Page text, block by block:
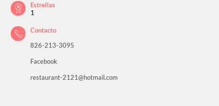
Estrellas
1
Contacto
826-213-3095
Facebook
restaurant-2121@hotmail.com